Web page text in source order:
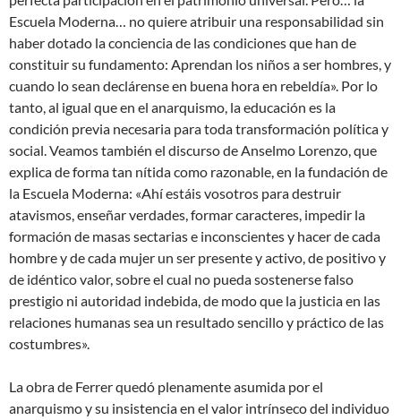
Escuela Moderna… no quiere atribuir una responsabilidad sin
haber dotado la conciencia de las condiciones que han de
constituir su fundamento: Aprendan los niños a ser hombres, y
cuando lo sean declárense en buena hora en rebeldía». Por lo
tanto, al igual que en el anarquismo, la educación es la
condición previa necesaria para toda transformación política y
social. Veamos también el discurso de Anselmo Lorenzo, que
explica de forma tan nítida como razonable, en la fundación de
la Escuela Moderna: «Ahí estáis vosotros para destruir
atavismos, enseñar verdades, formar caracteres, impedir la
formación de masas sectarias e inconscientes y hacer de cada
hombre y de cada mujer un ser presente y activo, de positivo y
de idéntico valor, sobre el cual no pueda sostenerse falso
prestigio ni autoridad indebida, de modo que la justicia en las
relaciones humanas sea un resultado sencillo y práctico de las
costumbres».
La obra de Ferrer quedó plenamente asumida por el
anarquismo y su insistencia en el valor intrínseco del individuo